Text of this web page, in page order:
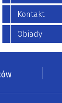
Kontakt
Obiady